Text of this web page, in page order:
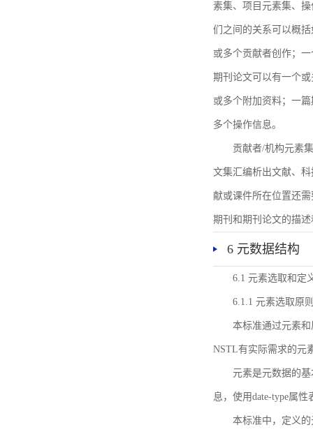
素集、项目元素集、
们之间的关系可以概
或多个贡献者创作；
期刊论文可以有一个
或多个附加资料；一
多个操作信息。
贡献者/机构元素
文集汇编析出文献、
献或课件所在位置还
期刊和期刊论文的描
6 元数据结构
6.1 元素选取和定
6.1.1 元素选取原
本标准通过元素
NSTL有实际需求的元
元素是元数据的
息，使用date-type属
本标准中，定义